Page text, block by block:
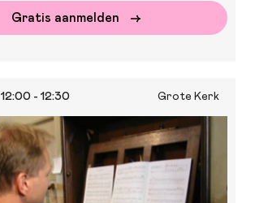
Gratis aanmelden
12:00 - 12:30 Grote Kerk